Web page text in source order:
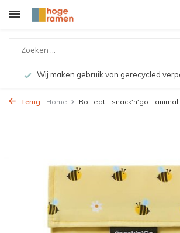
Wij maken gebruik van gerecycled
Terug Home Roll eat - snack'n'go -